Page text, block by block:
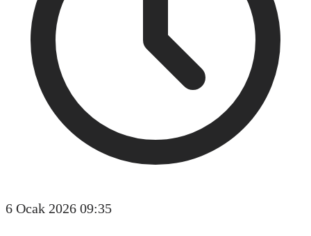
6 Ocak 2026 09:35